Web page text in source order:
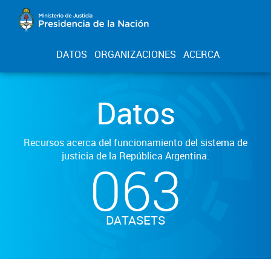
DATOS ORGANIZACIONES ACERCA
Datos
Recursos acerca del funcionamiento del sistema de
justicia de la República Argentina.
063
DATASETS